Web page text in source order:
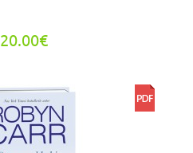
20.00€